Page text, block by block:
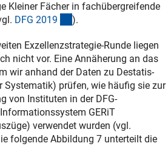
Kleiner Fächer in fachübergreifende
DFG 201 9 (Anchor Link)
).
Exzellenzstrategie-Runde liegen
nicht vor. Eine Annäherung an das
wir anhand der Daten zu Destatis-
Systematik) prüfen, wie häufig sie zur
von Instituten in der DFG-
GERiT
verwendet wurden (vgl.
Link)
folgende Abbildung 7 unterteilt die